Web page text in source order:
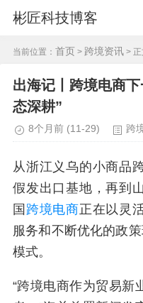
彬匠科技博客
当前位置： 首页 > 跨境资讯 >
出海记丨跨境电商
态深耕”
8个月前 (11-29) 跨
从浙江义乌的小商品
假发出口基地，再到
国 跨境电商正在以灵
服务和不断优化的政
模式。
“跨境电商作为贸易新